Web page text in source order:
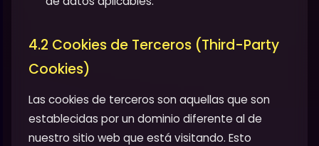
4.2 Cookies de Terceros (Third-Party
Cookies)
Las cookies de terceros son aquellas que son
establecidas por un dominio diferente al de
nuestro sitio web que está visitando. Esto